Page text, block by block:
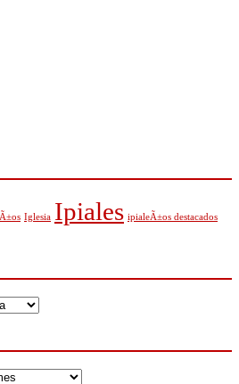
Iglesia Ipiales ipialeÃ±os destacados